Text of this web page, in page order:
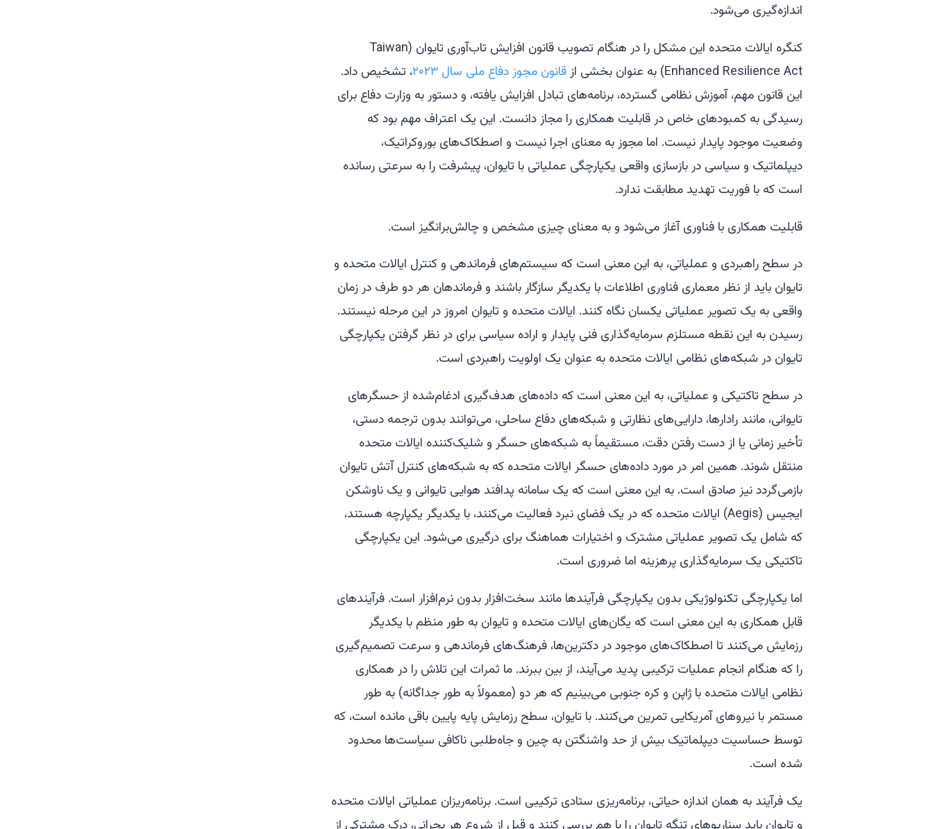
اندازه‌گیری می‌شود.
کنگره ایالات متحده این مشکل را در هنگام تصویب قانون افزایش تاب‌آوری تایوان (Taiwan
Enhanced Resilience Act) به عنوان بخشی از
قانون مجوز دفاع ملی سال ۲۰۲۳
، تشخیص داد.
این قانون مهم، آموزش نظامی گسترده، برنامه‌های تبادل افزایش یافته، و دستور به وزارت دفاع برای
رسیدگی به کمبودهای خاص در قابلیت همکاری را مجاز دانست. این یک اعتراف مهم بود که
وضعیت موجود پایدار نیست. اما مجوز به معنای اجرا نیست و اصطکاک‌های بوروکراتیک،
دیپلماتیک و سیاسی در بازسازی واقعی یکپارچگی عملیاتی با تایوان، پیشرفت را به سرعتی رسانده
است که با فوریت تهدید مطابقت ندارد.
قابلیت همکاری با فناوری آغاز می‌شود و به معنای چیزی مشخص و چالش‌برانگیز است.
در سطح راهبردی و عملیاتی، به این معنی است که سیستم‌های فرماندهی و کنترل ایالات متحده و
تایوان باید از نظر معماری فناوری اطلاعات با یکدیگر سازگار باشند و فرماندهان هر دو طرف در زمان
واقعی به یک تصویر عملیاتی یکسان نگاه کنند. ایالات متحده و تایوان امروز در این مرحله نیستند.
رسیدن به این نقطه مستلزم سرمایه‌گذاری فنی پایدار و اراده سیاسی برای در نظر گرفتن یکپارچگی
تایوان در شبکه‌های نظامی ایالات متحده به عنوان یک اولویت راهبردی است.
در سطح تاکتیکی و عملیاتی، به این معنی است که داده‌های هدف‌گیری ادغام‌شده از حسگرهای
تایوانی، مانند رادارها، دارایی‌های نظارتی و شبکه‌های دفاع ساحلی، می‌توانند بدون ترجمه دستی،
تأخیر زمانی یا از دست رفتن دقت، مستقیماً به شبکه‌های حسگر و شلیک‌کننده ایالات متحده
منتقل شوند. همین امر در مورد داده‌های حسگر ایالات متحده که به شبکه‌های کنترل آتش تایوان
بازمی‌گردد نیز صادق است. به این معنی است که یک سامانه پدافند هوایی تایوانی و یک ناوشکن
ایجیس (Aegis) ایالات متحده که در یک فضای نبرد فعالیت می‌کنند، با یکدیگر یکپارچه هستند،
که شامل یک تصویر عملیاتی مشترک و اختیارات هماهنگ برای درگیری می‌شود. این یکپارچگی
تاکتیکی یک سرمایه‌گذاری پرهزینه اما ضروری است.
اما یکپارچگی تکنولوژیکی بدون یکپارچگی فرآیندها مانند سخت‌افزار بدون نرم‌افزار است. فرآیندهای
قابل همکاری به این معنی است که یگان‌های ایالات متحده و تایوان به طور منظم با یکدیگر
رزمایش می‌کنند تا اصطکاک‌های موجود در دکترین‌ها، فرهنگ‌های فرماندهی و سرعت تصمیم‌گیری
را که هنگام انجام عملیات ترکیبی پدید می‌آیند، از بین ببرند. ما ثمرات این تلاش را در همکاری
نظامی ایالات متحده با ژاپن و کره جنوبی می‌بینیم که هر دو (معمولاً به طور جداگانه) به طور
مستمر با نیروهای آمریکایی تمرین می‌کنند. با تایوان، سطح رزمایش پایه پایین باقی مانده است، که
توسط حساسیت دیپلماتیک بیش از حد واشنگتن به چین و جاه‌طلبی ناکافی سیاست‌ها محدود
شده است.
یک فرآیند به همان اندازه حیاتی، برنامه‌ریزی ستادی ترکیبی است. برنامه‌ریزان عملیاتی ایالات متحده